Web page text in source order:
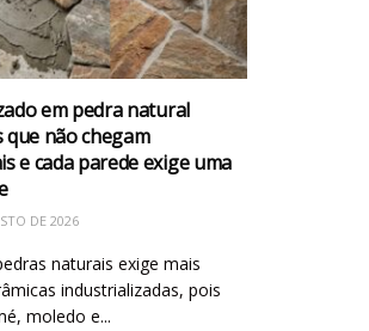
em pedra natural
não chegam
e cada parede exige uma
DE 2026
naturais exige mais
industrializadas, pois
moledo e...